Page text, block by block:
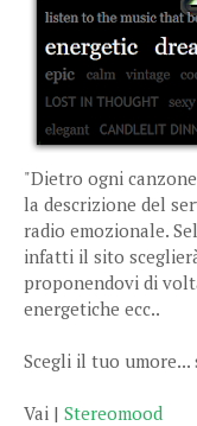
"Dietro ogni
la descrizione del
radio emozionale.
infatti il sito
proponendovi di
energetiche ecc..
Scegli il tuo
Vai | Stereomood